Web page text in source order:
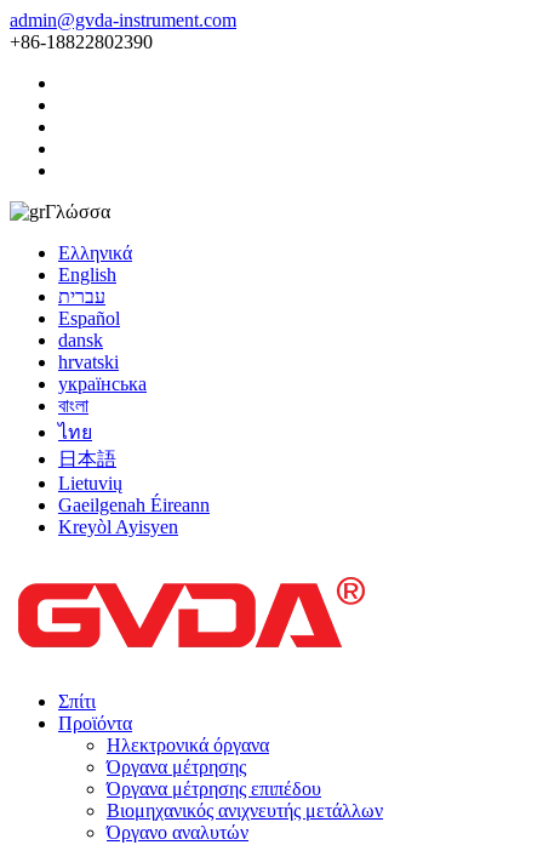
admin@gvda-instrument.com
+86-18822802390
Γλώσσα
Ελληνικά
English
עברית
Español
dansk
hrvatski
українська
বাংলা
ไทย
日本語
Lietuvių
Gaeilgenah Éireann
Kreyòl Ayisyen
Σπίτι
Προϊόντα
Ηλεκτρονικά όργανα
Όργανα μέτρησης
Όργανα μέτρησης επιπέδου
Βιομηχανικός ανιχνευτής μετάλλων
Όργανο αναλυτών